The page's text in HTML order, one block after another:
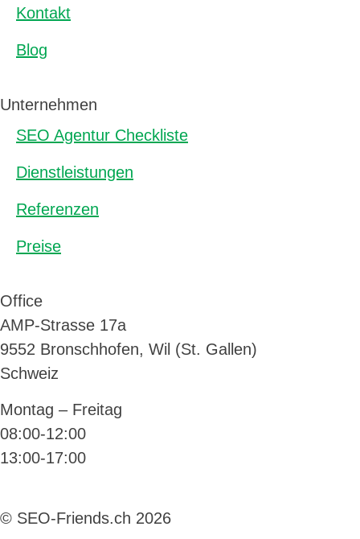
Kontakt
Blog
Unternehmen
SEO Agentur Checkliste
Dienstleistungen
Referenzen
Preise
Office
AMP-Strasse 17a
9552 Bronschhofen, Wil (St. Gallen)
Schweiz
Montag – Freitag
08:00-12:00
13:00-17:00
© SEO-Friends.ch 2026